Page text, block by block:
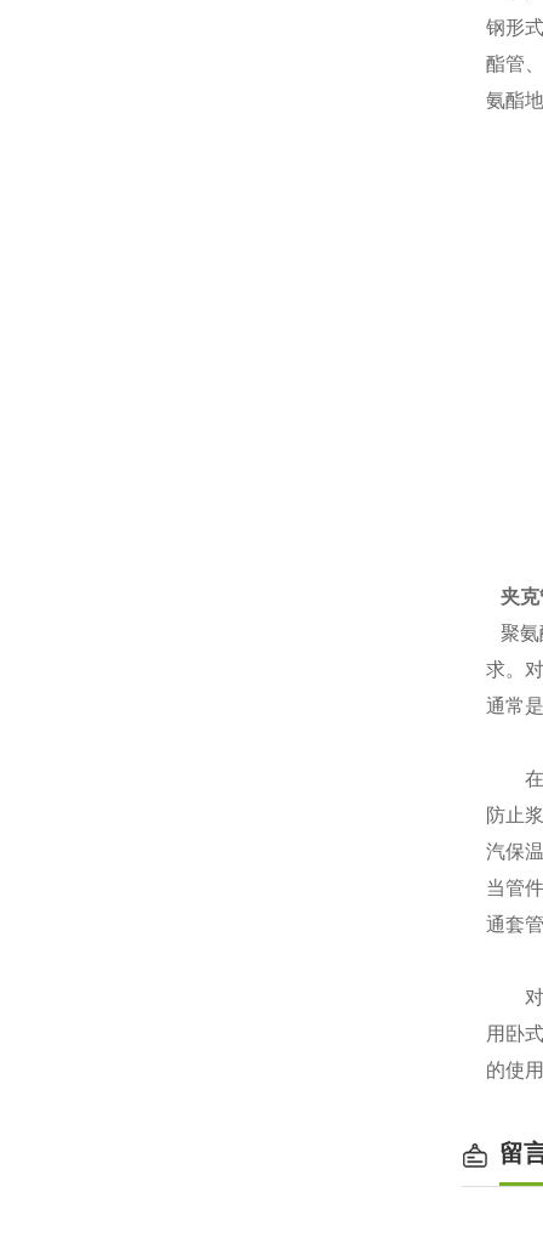
钢形
酯管
氨酯
夹克
聚氨
求。
通常
在实
防止
汽保
当管
通套
对于
用卧
的使
留